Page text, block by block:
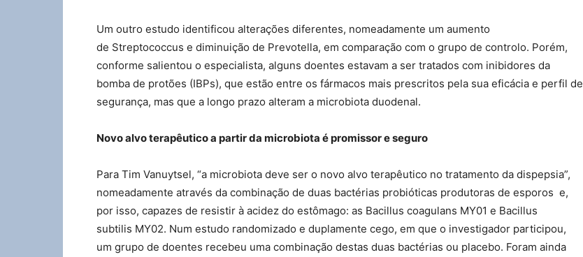
Um outro estudo identificou alterações diferentes, nomeadamente um aumento
de Streptococcus e diminuição de Prevotella, em comparação com o grupo de controlo. Porém,
conforme salientou o especialista, alguns doentes estavam a ser tratados com inibidores da
bomba de protões (IBPs), que estão entre os fármacos mais prescritos pela sua eficácia e perfil de
segurança, mas que a longo prazo alteram a microbiota duodenal.
Novo alvo terapêutico a partir da microbiota é promissor e seguro
Para Tim Vanuytsel, “a microbiota deve ser o novo alvo terapêutico no tratamento da dispepsia”,
nomeadamente através da combinação de duas bactérias probióticas produtoras de esporos e,
por isso, capazes de resistir à acidez do estômago: as Bacillus coagulans MY01 e Bacillus
subtilis MY02. Num estudo randomizado e duplamente cego, em que o investigador participou,
um grupo de doentes recebeu uma combinação destas duas bactérias ou placebo. Foram ainda